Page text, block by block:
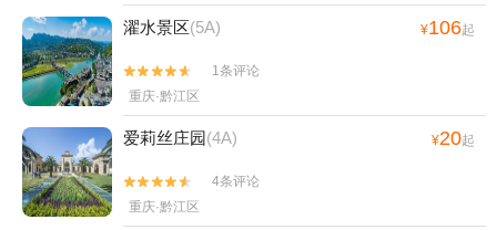
濯水景区(5A) ¥106起


1条评论
重庆·黔江区
爱莉丝庄园(4A) ¥20起


4条评论
重庆·黔江区